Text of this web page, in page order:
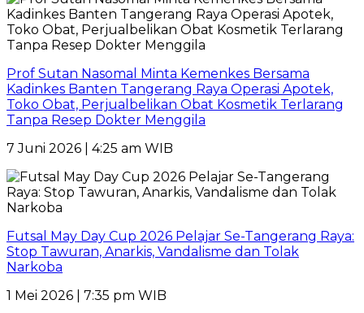
Prof Sutan Nasomal Minta Kemenkes Bersama
Kadinkes Banten Tangerang Raya Operasi Apotek,
Toko Obat, Perjualbelikan Obat Kosmetik Terlarang
Tanpa Resep Dokter Menggila
7 Juni 2026 | 4:25 am WIB
Futsal May Day Cup 2026 Pelajar Se-Tangerang Raya:
Stop Tawuran, Anarkis, Vandalisme dan Tolak
Narkoba
1 Mei 2026 | 7:35 pm WIB